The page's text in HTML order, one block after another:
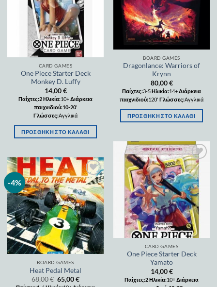
BOARD GAMES
Dragonlance: Warriors of
Krynn
80,00€
Παίχτες:3-5Ηλικία:14+Διάρκεια
παιχνιδιού:120' Γλώσσες:Αγγλικά
ΠΡΟΣΘΉΚΗ ΣΤΟ ΚΑΛΆΘΙ
CARD GAMES
One Piece Starter Deck
Monkey D. Luffy
14,00€
Παίχτες:2Ηλικία:10+Διάρκεια
παιχνιδιού:10-20'
Γλώσσες:Αγγλικά
ΠΡΟΣΘΉΚΗ ΣΤΟ ΚΑΛΆΘΙ
Add to
wishlist
CARD GAMES
One Piece Starter Deck
Yamato
14,00€
Παίχτες:2Ηλικία:10+Διάρκεια
-4%
Add to
wishlist
BOARD GAMES
Heat Pedal Metal
68,00€ 65,00€